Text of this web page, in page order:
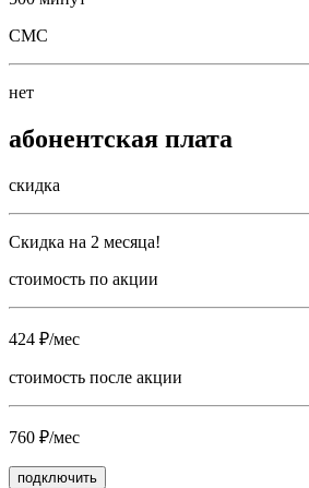
СМС
нет
абонентская плата
скидка
Скидка на 2 месяца!
стоимость по акции
424 ₽/мес
стоимость после акции
760 ₽/мес
подключить